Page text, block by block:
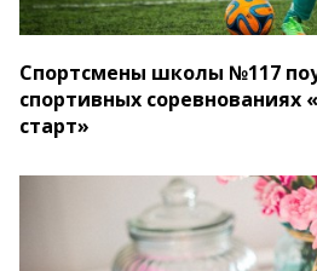
Спортсмены школы №117
спортивных соревнованиях
старт»